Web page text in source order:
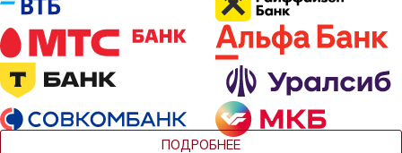
ПОДРОБНЕЕ